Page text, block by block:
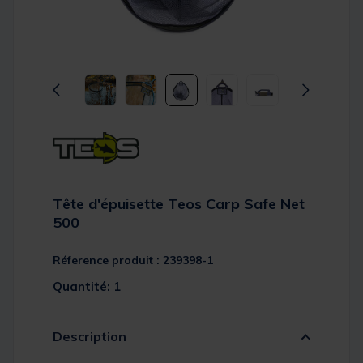
Tête d'épuisette Teos Carp Safe Net
500
Réference produit : 239398-1
Quantité: 1
Description